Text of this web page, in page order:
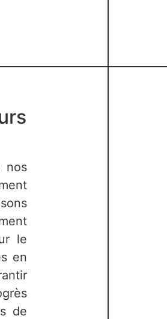
nos
le
en
de